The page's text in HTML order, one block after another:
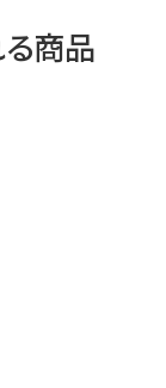
る商品